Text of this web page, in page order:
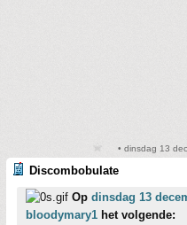
• dinsdag 13
Discombobulate
Op dinsdag 13
bloodymary1 het volgende: